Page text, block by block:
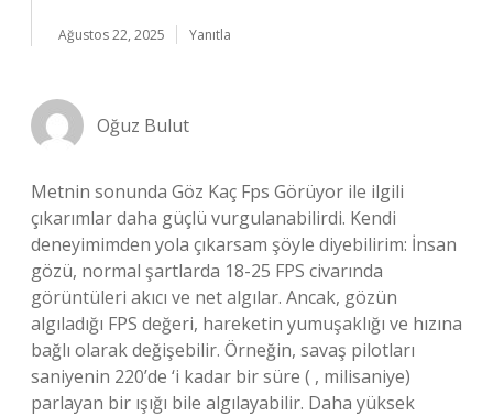
Ağustos 22, 2025 Yanıtla
Oğuz Bulut
Metnin sonunda Göz Kaç Fps Görüyor ile ilgili
çıkarımlar daha güçlü vurgulanabilirdi. Kendi
deneyimimden yola çıkarsam şöyle diyebilirim: İnsan
gözü, normal şartlarda 18-25 FPS civarında
görüntüleri akıcı ve net algılar. Ancak, gözün
algıladığı FPS değeri, hareketin yumuşaklığı ve hızına
bağlı olarak değişebilir. Örneğin, savaş pilotları
saniyenin 220’de ‘i kadar bir süre ( , milisaniye)
parlayan bir ışığı bile algılayabilir. Daha yüksek